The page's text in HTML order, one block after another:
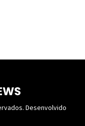
Desenvolvido